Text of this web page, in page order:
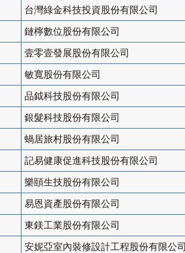
台灣綠金科技投資股份有限公司
鏈檸數位股份有限公司
壹零壹發展股份有限公司
敏寬股份有限公司
品鉞科技股份有限公司
銀髮科技股份有限公司
蝸居旅村股份有限公司
記易健康促進科技股份有限公司
樂頤生技股份有限公司
易恩資產股份有限公司
東鎂工業股份有限公司
安妮亞室內裝修設計工程股份有限公司